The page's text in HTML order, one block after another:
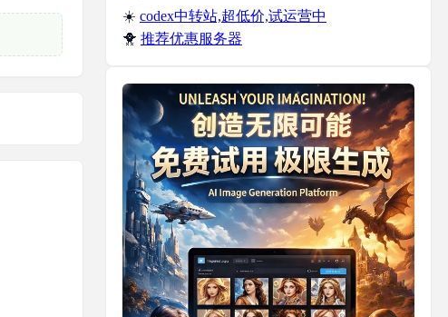
☀️ codex中转站,超低价,试运营中
🐥 推荐优惠服务器